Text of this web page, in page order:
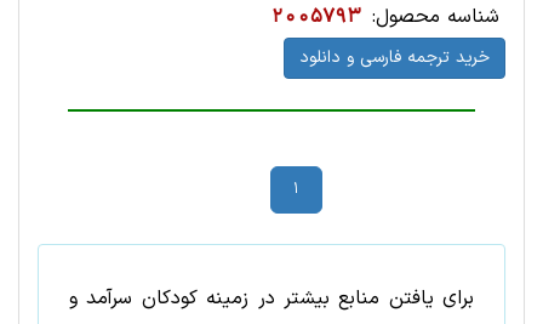
شناسه محصول: 2005793
خرید ترجمه فارسی و دانلود
1
برای یافتن منابع بیشتر در زمینهکودکان سرآمدو